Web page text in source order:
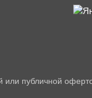
или публичной